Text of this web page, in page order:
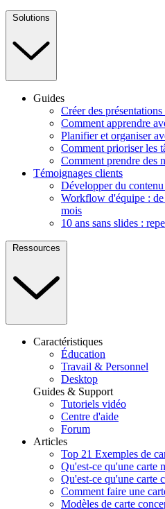
Solutions
Guides
Créer des
Comment apprendre
Planifier et organiser
Comment prioriser les
Comment prendre des
Témoignages clients
Développer du
Workflow d'équipe : de
mois
10 ans sans slides :
Ressources
Caractéristiques
Éducation
Travail & Personnel
Desktop
Guides & Support
Tutoriels vidéo
Centre d'aide
Forum
Articles
Top 21 Exemples de
Qu'est-ce qu'une carte
Qu'est-ce qu'une carte
Comment faire une
Modèles de carte